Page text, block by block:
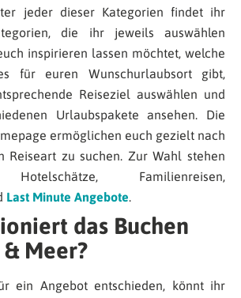
jeder dieser Kategorien findet ihr
die ihr jeweils auswählen
inspirieren lassen möchtet, welche
für euren Wunschurlaubsort gibt,
Reiseziel auswählen und
Urlaubspakete ansehen. Die
ermöglichen euch gezielt nach
Reiseart zu suchen. Zur Wahl stehen
Hotelschätze, Familienreisen,
Last Minute Angebote.
das Buchen
Meer?
ein Angebot entschieden, könnt ihr